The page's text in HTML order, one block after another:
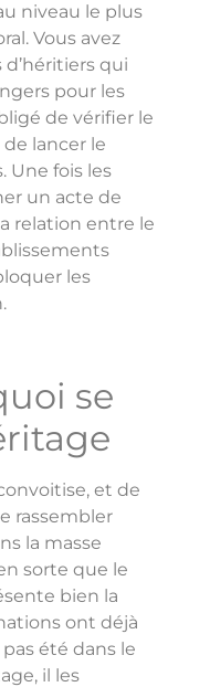
niveau le plus
Vous avez
qui
pour les
de vérifier le
lancer le
Une fois les
un acte de
relation entre le
les
se
et de
rassembler
la masse
sorte que le
bien la
ont déjà
été dans le
il les